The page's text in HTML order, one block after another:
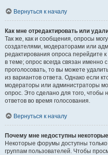
Вернуться к началу
Как мне отредактировать или
Так же, как и сообщения, опросы
создателями, модераторами или
редактирования опроса перейдите
в теме; опрос всегда связан именно
проголосовать, то вы можете
из вариантов ответа. Однако если
модераторы или администраторы
опрос. Это сделано для того, чтобы
ответов во время голосования.
Вернуться к началу
Почему мне недоступны
Некоторые форумы доступны
группам пользователей. Чтобы